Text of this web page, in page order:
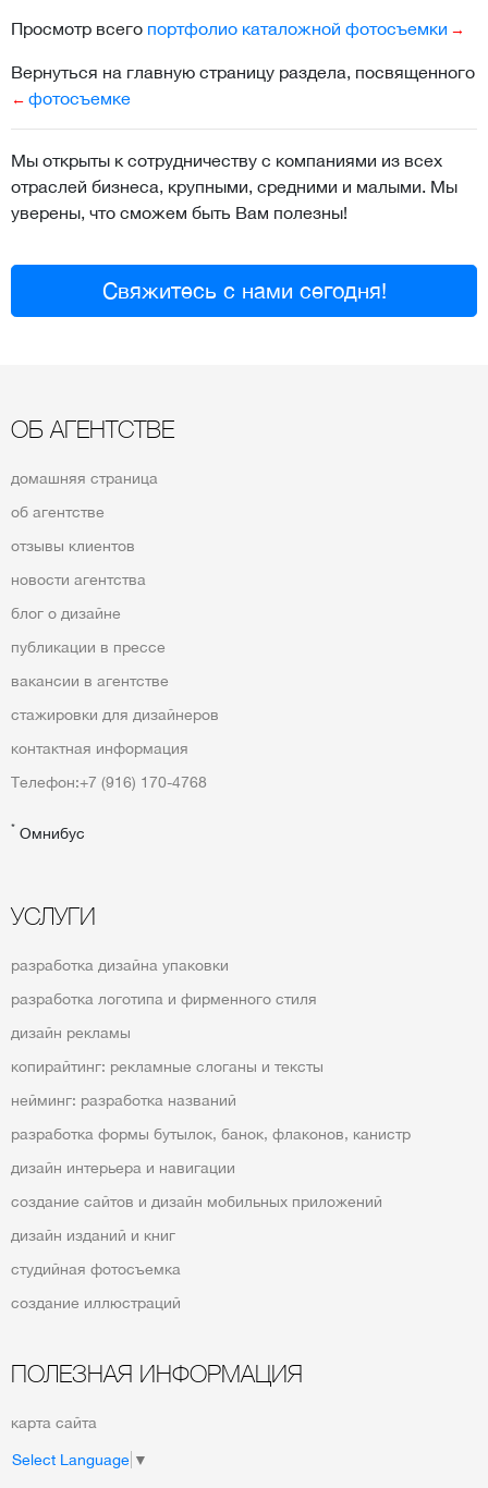
Просмотр всего портфолио каталожной фотосъемки
Вернуться на главную страницу раздела, посвященного
фотосъемке
Мы открыты к сотрудничеству с компаниями из всех
отраслей бизнеса, крупными, средними и малыми. Мы
уверены, что сможем быть Вам полезны!
Свяжитесь с нами сегодня!
ОБ АГЕНТСТВЕ
домашняя страница
об агентстве
отзывы клиентов
новости агентства
блог о дизайне
публикации в прессе
вакансии в агентстве
стажировки для дизайнеров
контактная информация
Телефон:+7 (916) 170-4768
* Омнибус
УСЛУГИ
разработка дизайна упаковки
разработка логотипа и фирменного стиля
дизайн рекламы
копирайтинг: рекламные слоганы и тексты
нейминг: разработка названий
разработка формы бутылок, банок, флаконов, канистр
дизайн интерьера и навигации
создание сайтов и дизайн мобильных приложений
дизайн изданий и книг
студийная фотосъемка
создание иллюстраций
ПОЛЕЗНАЯ ИНФОРМАЦИЯ
карта сайта
Select Language ▼